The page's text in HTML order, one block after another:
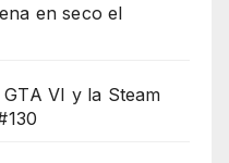
en seco el
VI y la Steam